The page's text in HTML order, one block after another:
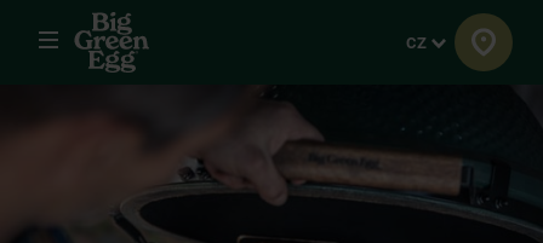
Menu Jazyk
CZ